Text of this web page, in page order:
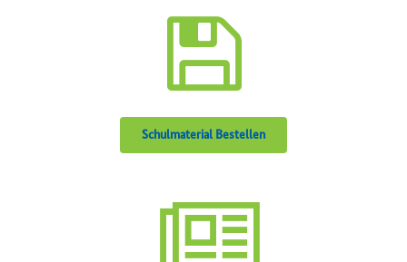
Schulmaterial Bestellen